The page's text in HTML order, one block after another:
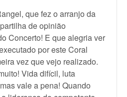
que fez o arranjo da
de opinião
Concerto! E que alegria ver
por este Coral
vez que vejo realizado.
Vida difícil, luta
vale a pena! Quando